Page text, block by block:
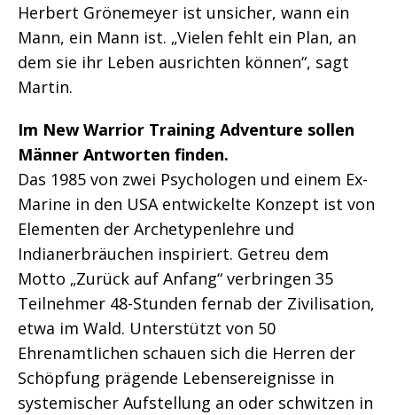
Herbert Grönemeyer ist unsicher, wann ein
Mann, ein Mann ist. „Vielen fehlt ein Plan, an
dem sie ihr Leben ausrichten können“, sagt
Martin.
Im New Warrior Training Adventure sollen
Männer Antworten finden.
Das 1985 von zwei Psychologen und einem Ex-
Marine in den USA entwickelte Konzept ist von
Elementen der Archetypenlehre und
Indianerbräuchen inspiriert. Getreu dem
Motto „Zurück auf Anfang“ verbringen 35
Teilnehmer 48-Stunden fernab der Zivilisation,
etwa im Wald. Unterstützt von 50
Ehrenamtlichen schauen sich die Herren der
Schöpfung prägende Lebensereignisse in
systemischer Aufstellung an oder schwitzen in